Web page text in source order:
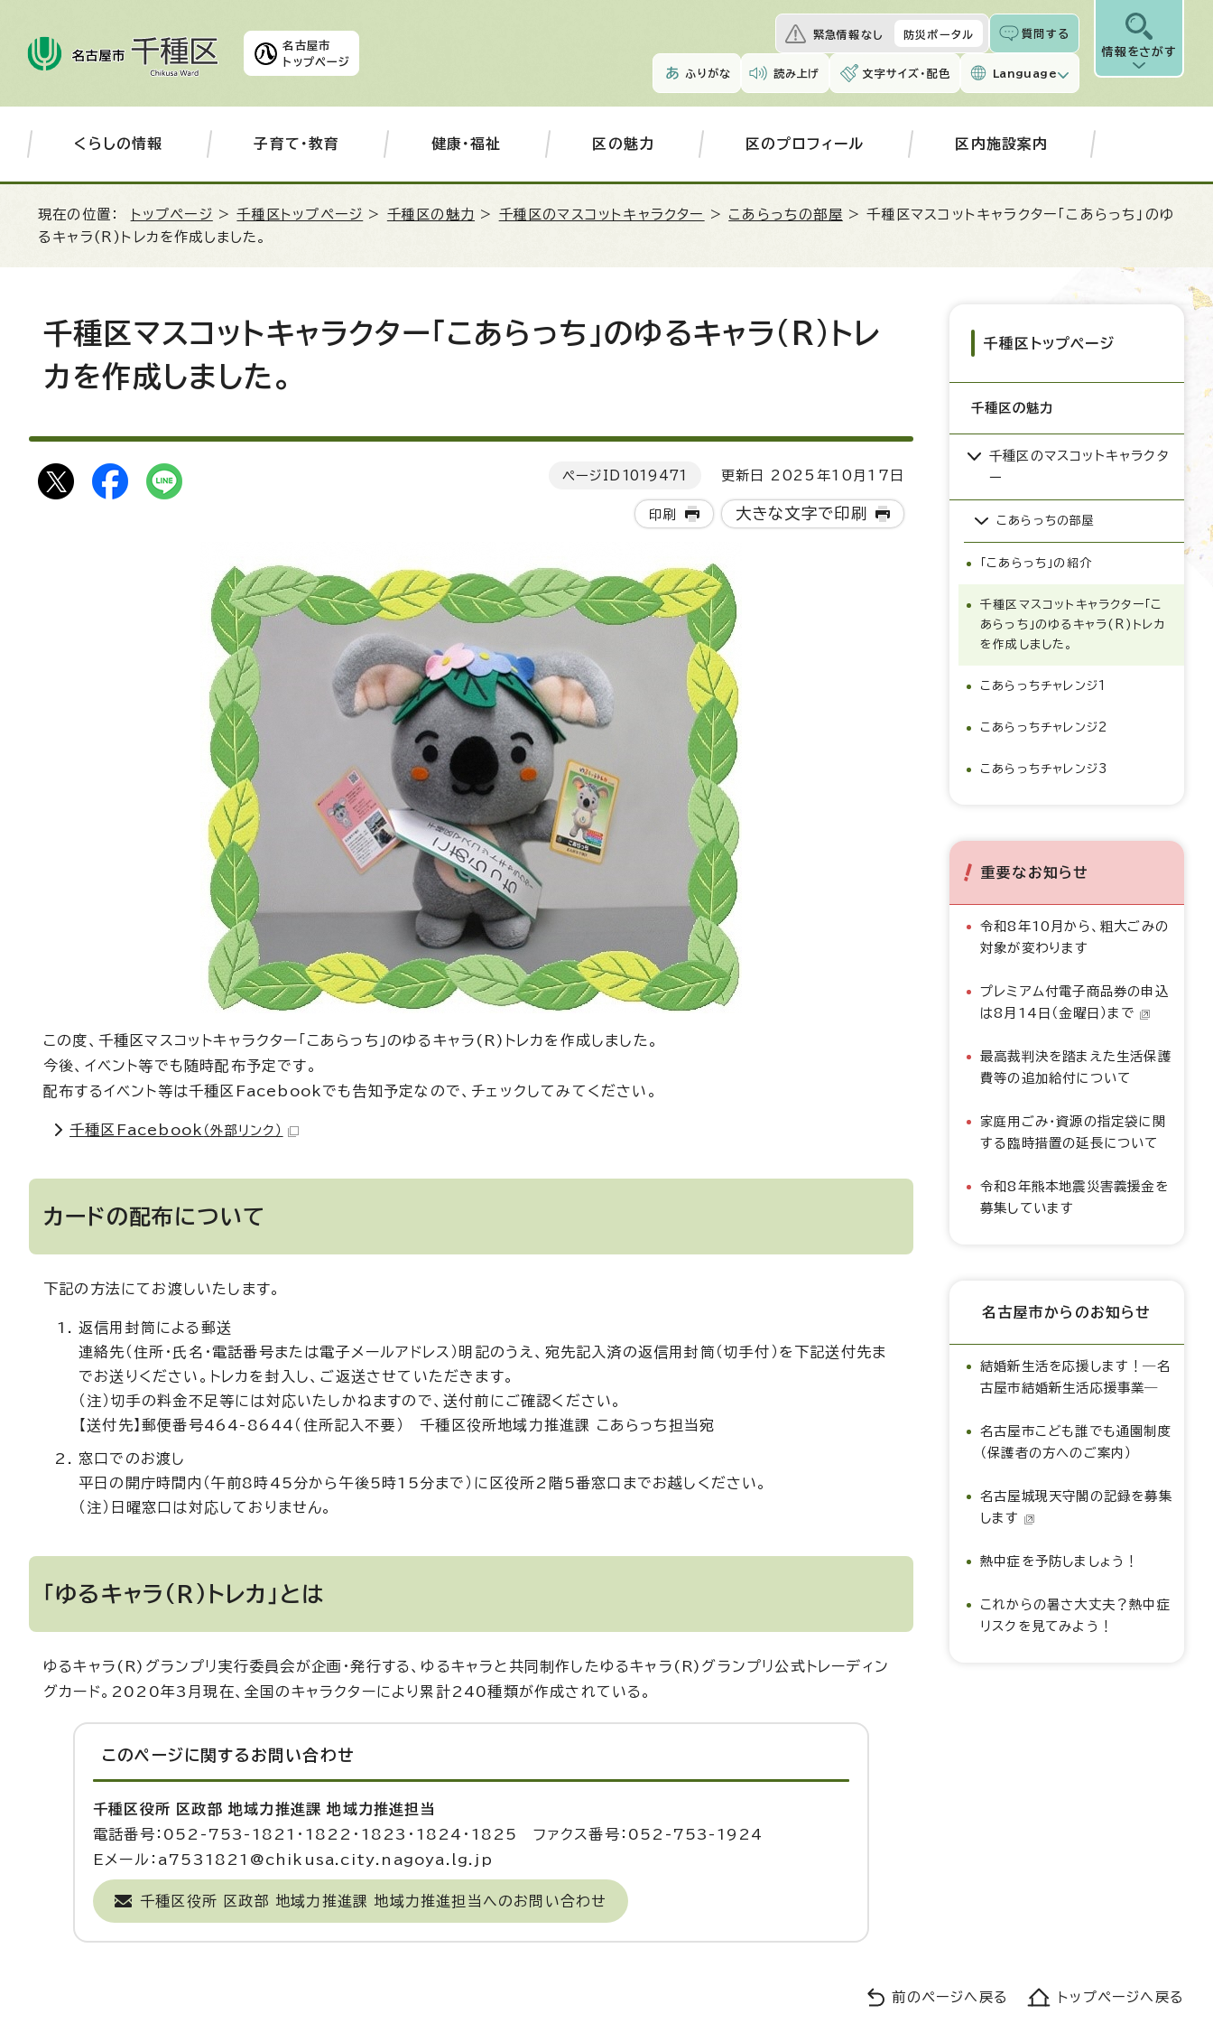
名古屋市
トップページ
緊急情報なし 防災ポータル 質問する
ふりがな 読み上げ 文字サイズ・配色 Language
情報をさがす
くらしの情報 子育て・教育 健康・福祉 区の魅力 区のプロフィール 区内施設案内
現在の位置： トップページ >千種区トップページ > 千種区の魅力 > 千種区のマスコットキャラクター > こあらっちの部屋 > 千種区マスコットキャラクター「こあらっち」のゆ
るキャラ(R)トレカを作成しました。
千種区マスコットキャラクター「こあらっち」のゆるキャラ(R)トレ
カを作成しました。
ページID 1019471 更新日 2025年10月17日
印刷 大きな文字で印刷
この度、千種区マスコットキャラクター「こあらっち」のゆるキャラ(R)トレカを作成しました。
今後、イベント等でも随時配布予定です。
配布するイベント等は千種区Facebookでも告知予定なので、チェックしてみてください。
千種区Facebook （外部リンク）
カードの配布について
下記の方法にてお渡しいたします。
返信用封筒による郵送
連絡先（住所・氏名・電話番号または電子メールアドレス）明記のうえ、宛先記入済の返信用封筒（切手付）を下記送付先ま
でお送りください。トレカを封入し、ご返送させていただきます。
（注）切手の料金不足等には対応いたしかねますので、送付前にご確認ください。
【送付先】郵便番号464-8644（住所記入不要） 千種区役所地域力推進課 こあらっち担当宛
窓口でのお渡し
平日の開庁時間内（午前8時45分から午後5時15分まで）に区役所2階5番窓口までお越しください。
（注）日曜窓口は対応しておりません。
「ゆるキャラ(R)トレカ」とは
ゆるキャラ(R)グランプリ実行委員会が企画・発行する、ゆるキャラと共同制作したゆるキャラ(R)グランプリ公式トレーディン
グカード。2020年3月現在、全国のキャラクターにより累計240種類が作成されている。
このページに関する お問い合わせ
千種区役所 区政部 地域力推進課 地域力推進担当
電話番号：052-753-1821・1822・1823・1824・1825 ファクス番号：052-753-1924
Eメール：a7531821@chikusa.city.nagoya.lg.jp
千種区役所 区政部 地域力推進課 地域力推進担当へのお問い合わせ
千種区トップページ
千種区の魅力
千種区のマスコットキャラクタ
ー
こあらっちの部屋
「こあらっち」の紹介
千種区マスコットキャラクター「こ
あらっち」のゆるキャラ(R)トレカ
を作成しました。
こあらっちチャレンジ1
こあらっちチャレンジ2
こあらっちチャレンジ3
重要なお知らせ
令和8年10月から、粗大ごみの
対象が変わります
プレミアム付電子商品券の申込
は8月14日（金曜日）まで
最高裁判決を踏まえた生活保護
費等の追加給付について
家庭用ごみ・資源の指定袋に関
する臨時措置の延長について
令和8年熊本地震災害義援金を
募集しています
名古屋市からのお知らせ
結婚新生活を応援します！―名
古屋市結婚新生活応援事業―
名古屋市こども誰でも通園制度
（保護者の方へのご案内）
名古屋城現天守閣の記録を募集
します
熱中症を予防しましょう！
これからの暑さ大丈夫？熱中症
リスクを見てみよう！
前のページへ戻る トップページへ戻る